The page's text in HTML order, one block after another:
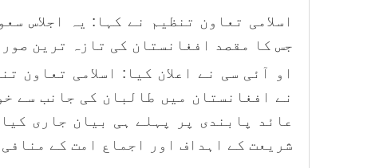
اسلامی تعاون تنظیم نے کہا: یہ اجلاس
جس کا مقصد افغانستان کی تازہ ترین
او آئی سی نے اعلان کیا: اسلامی تعاون
نے افغانستان میں طالبان کی جانب سے
عائد پابندی پر پہلے ہی بیان جاری
شریعت کے اہداف اور اجماع امت کے